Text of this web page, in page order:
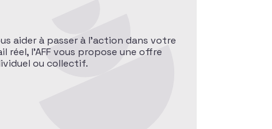
aider à passer à l’action dans votre
l’AFF vous propose une offre
ou collectif.